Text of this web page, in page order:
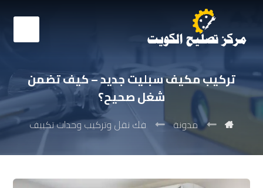
تركيب مكيف سبليت جديد – كيف تضمن
شغل صحيح؟
مدونة فك نقل وتركيب وحدات تكييف